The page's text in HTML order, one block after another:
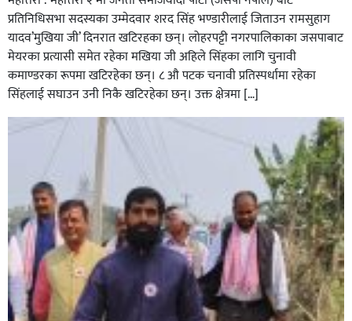
सिराहाको औरहीमा जेन-जी भेला सम्पन्न
प्रतिनिधिसभा सदस्यका उम्मेदवार शरद सिंह भण्डारीलाई जिताउन रामसुहाग
यादव’मुखिया जी’ दिनरात खटिरहका छन्। लोहरपट्टी नगरपालिकाका जसपाबाट
मेयरका प्रत्यासी समेत रहेका मखिया जी अहिले सिंहका लागि चुनावी
कमाण्डरका रूपमा खटिरहेका छन्। ८ औ पटक चनावी प्रतिस्पर्धामा रहेका
सिंहलाई सघाउन उनी निकै खटिरहेका छन्। उक्त क्षेत्रमा […]